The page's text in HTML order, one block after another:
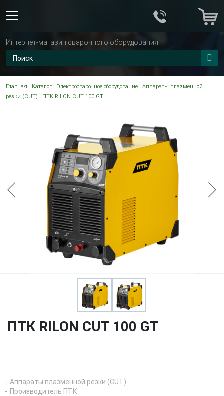
Интернет-магазин сварочного оборудования
Главная Каталог Электросварочное оборудование
Аппараты плазменной
резки (CUT)
ПТК RILON CUT 100 GT
ПТК RILON CUT 100 GT
Аппараты плазменной резки (CUT)
Производитель ПТК